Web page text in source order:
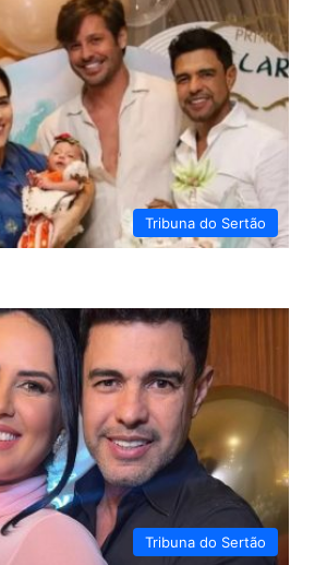
Tribuna do Sertão
Tribuna do Sertão